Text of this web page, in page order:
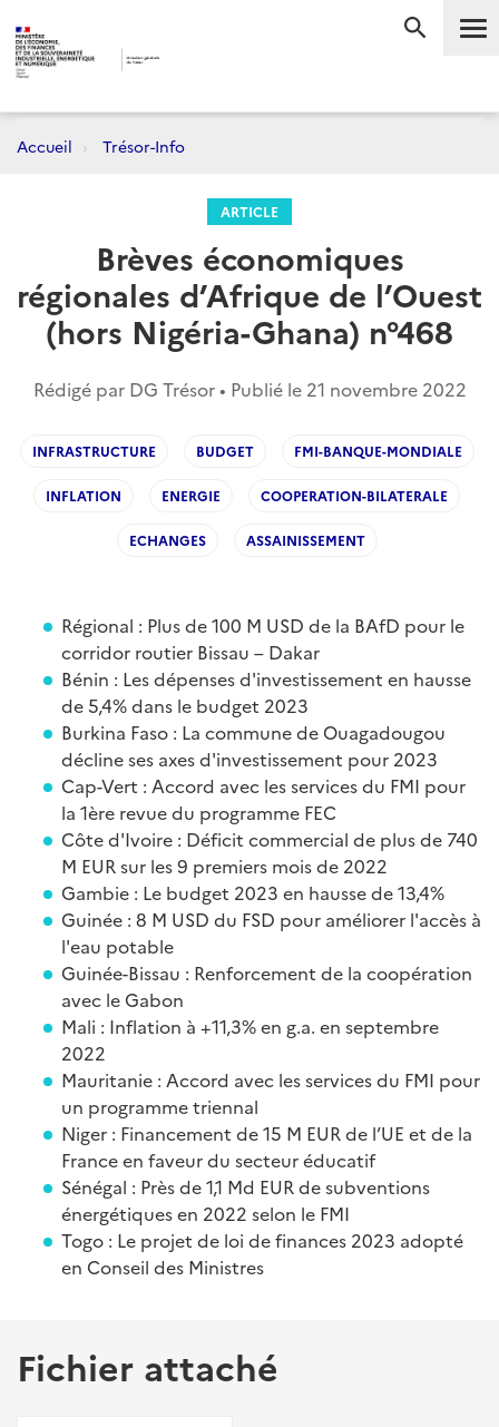
Accueil Trésor-Info
ARTICLE
Brèves économiques
régionales d’Afrique de l’Ouest
(hors Nigéria-Ghana) n°468
Rédigé par DG Trésor • Publié le 21 novembre 2022
INFRASTRUCTURE BUDGET FMI-BANQUE-MONDIALE
INFLATION ENERGIE COOPERATION-BILATERALE
ECHANGES ASSAINISSEMENT
Régional : Plus de 100 M USD de la BAfD pour le
corridor routier Bissau – Dakar
Bénin : Les dépenses d'investissement en hausse
de 5,4% dans le budget 2023
Burkina Faso : La commune de Ouagadougou
décline ses axes d'investissement pour 2023
Cap-Vert : Accord avec les services du FMI pour
la 1ère revue du programme FEC
Côte d'Ivoire : Déficit commercial de plus de 740
M EUR sur les 9 premiers mois de 2022
Gambie : Le budget 2023 en hausse de 13,4%
Guinée : 8 M USD du FSD pour améliorer l'accès à
l'eau potable
Guinée-Bissau : Renforcement de la coopération
avec le Gabon
Mali : Inflation à +11,3% en g.a. en septembre
2022
Mauritanie : Accord avec les services du FMI pour
un programme triennal
Niger : Financement de 15 M EUR de l’UE et de la
France en faveur du secteur éducatif
Sénégal : Près de 1,1 Md EUR de subventions
énergétiques en 2022 selon le FMI
Togo : Le projet de loi de finances 2023 adopté
en Conseil des Ministres
Fichier attaché